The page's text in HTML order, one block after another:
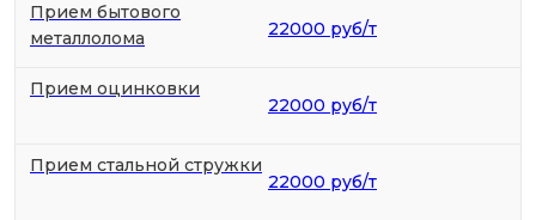
Прием бытового
металлолома
22000 руб/т
Прием оцинковки
22000 руб/т
Прием стальной стружки
22000 руб/т